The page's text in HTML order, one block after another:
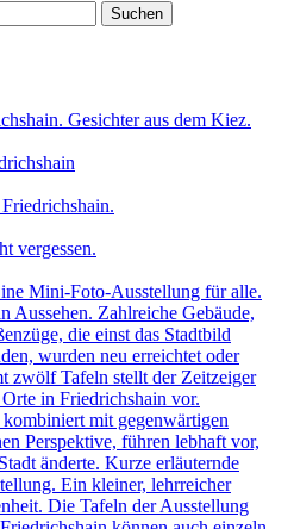
Gesichter aus dem Kiez.
vergessen.
Mini-Foto-Ausstellung für alle.
Aussehen. Zahlreiche Gebäude,
die einst das Stadtbild
wurden neu erreichtet oder
zwölf Tafeln stellt der Zeitzeiger
in Friedrichshain vor.
mit gegenwärtigen
Perspektive, führen lebhaft vor,
änderte. Kurze erläuternde
Ein kleiner, lehrreicher
Die Tafeln der Ausstellung